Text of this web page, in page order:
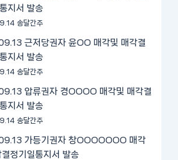
지서 발송
송달간주
근저당권자 윤OO 매각및 매각결
지서 발송
송달간주
압류권자 경OOOO 매각및 매각결
지서 발송
송달간주
가등기권자 창OOOOOOO 매각
결정기일통지서 발송